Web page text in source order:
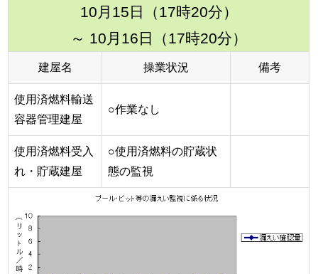
10月15日（17時20分）
～ 10月16日（17時20分）
建屋名 操業状況 備考
使用済燃料輸送
容器管理建屋
○作業なし
使用済燃料受入
れ・貯蔵建屋
○使用済燃料の貯蔵状
態の監視